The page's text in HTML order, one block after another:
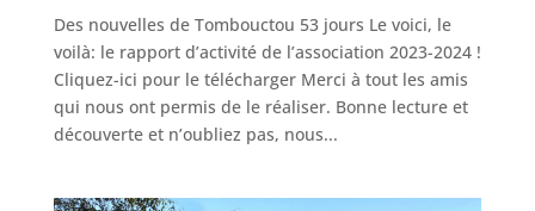
Des nouvelles de Tombouctou 53 jours Le voici, le
voilà: le rapport d’activité de l’association 2023-2024 !
Cliquez-ici pour le télécharger Merci à tout les amis
qui nous ont permis de le réaliser. Bonne lecture et
découverte et n’oubliez pas, nous...